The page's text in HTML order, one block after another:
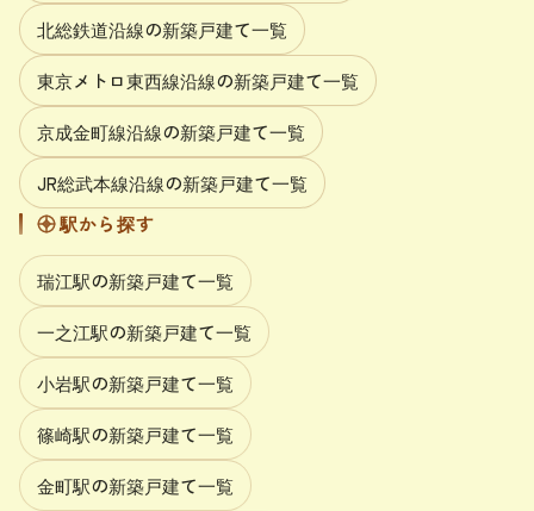
北総鉄道沿線の新築戸建て一覧
東京メトロ東西線沿線の新築戸建て一覧
京成金町線沿線の新築戸建て一覧
JR総武本線沿線の新築戸建て一覧
駅から探す
瑞江駅の新築戸建て一覧
一之江駅の新築戸建て一覧
小岩駅の新築戸建て一覧
篠崎駅の新築戸建て一覧
金町駅の新築戸建て一覧